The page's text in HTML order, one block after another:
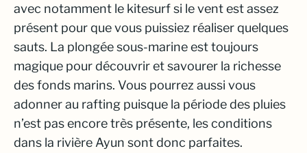
avec notamment le kitesurf si le vent est assez
présent pour que vous puissiez réaliser quelques
sauts. La plongée sous-marine est toujours
magique pour découvrir et savourer la richesse
des fonds marins. Vous pourrez aussi vous
adonner au rafting puisque la période des pluies
n’est pas encore très présente, les conditions
dans la rivière Ayun sont donc parfaites.